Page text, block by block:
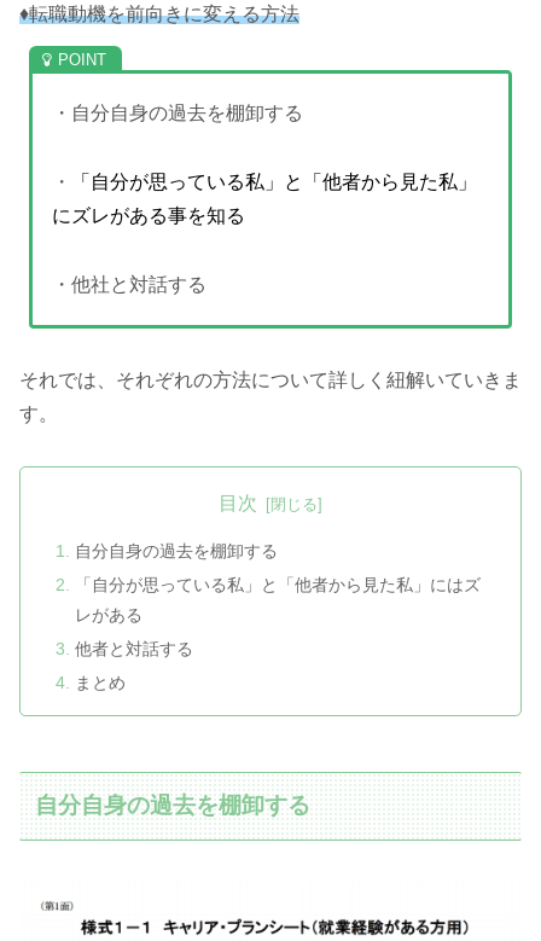
♦転職動機を前向きに変える方法
・自分自身の過去を棚卸する
・
「自分が思っている私」と「他者から見た私」
にズレがある事を知る
・他社と対話する
それでは、それぞれの方法について詳しく紐解いていきま
す。
目次
自分自身の過去を棚卸する
「自分が思っている私」と「他者から見た私」にはズ
レがある
他者と対話する
まとめ
自分自身の過去を棚卸する